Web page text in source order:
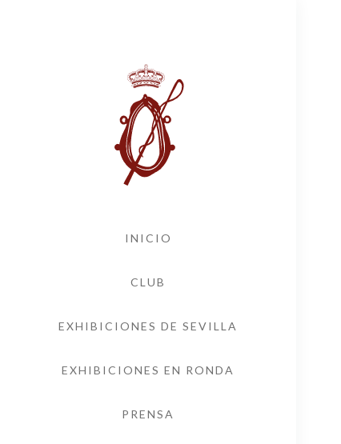
INICIO
CLUB
EXHIBICIONES DE SEVILLA
EXHIBICIONES EN RONDA
PRENSA